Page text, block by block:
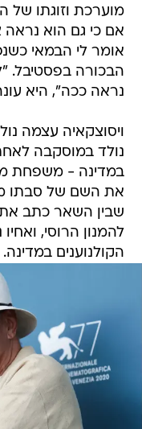
מוערכת וזוגתו
אומר לי הבמאי
הבכורה בפסטיבל.
נראה ככה", היא
ויסוצקאיה עצמה
נולד במוסקבה
במדינה - משפחת
את השם של סבתו
שבין השאר כתב את
להמנון הרוסי,
הקולנוענים במדינה.